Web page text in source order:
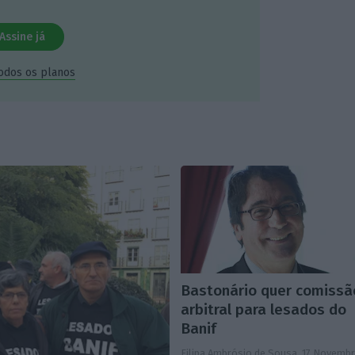
Assine já
os planos
Bastonário quer
arbitral para lesados do
Banif